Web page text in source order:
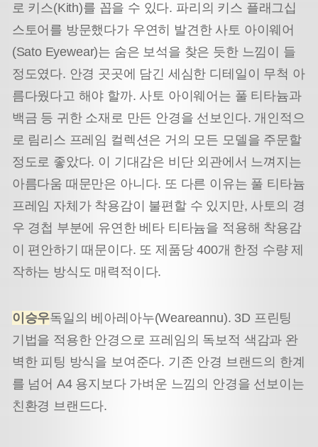
로 키스(Kith)를 꼽을 수 있다. 파리의 키스 플래그십
스토어를 방문했다가 우연히 발견한 사토 아이웨어
(Sato Eyewear)는 숨은 보석을 찾은 듯한 느낌이 들
정도였다. 안경 곳곳에 담긴 세심한 디테일이 무척 아
름다웠다고 해야 할까. 사토 아이웨어는 풀 티타늄과
백금 등 귀한 소재로 만든 안경을 선보인다. 개인적으
로 림리스 프레임 컬렉션은 거의 모든 모델을 주문할
정도로 좋았다. 이 기대감은 비단 외관에서 느껴지는
아름다움 때문만은 아니다. 또 다른 이유는 풀 티타늄
프레임 자체가 착용감이 불편할 수 있지만, 사토의 경
우 경첩 부분에 유연한 베타 티타늄을 적용해 착용감
이 편안하기 때문이다. 또 제품당 400개 한정 수량 제
작하는 방식도 매력적이다.
이승우독일의 베아레아누(Weareannu). 3D 프린팅
기법을 적용한 안경으로 프레임의 독보적 색감과 완
벽한 피팅 방식을 보여준다. 기존 안경 브랜드의 한계
를 넘어 A4 용지보다 가벼운 느낌의 안경을 선보이는
친환경 브랜드다.